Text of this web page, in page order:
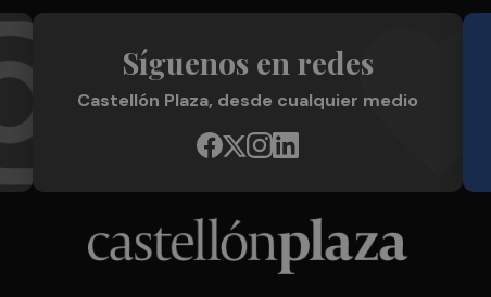
Síguenos en redes
Castellón Plaza, desde cualquier medio